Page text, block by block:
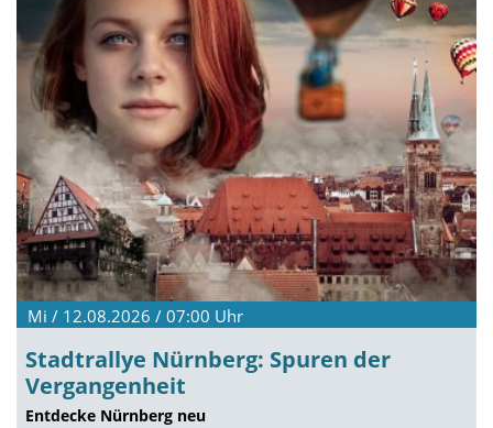
Mi / 12.08.2026 / 07:00 Uhr
Stadtrallye Nürnberg: Spuren der
Vergangenheit
Entdecke Nürnberg neu